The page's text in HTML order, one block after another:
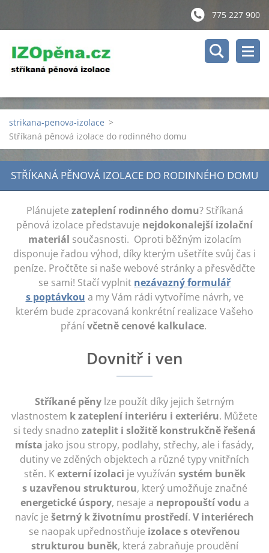
775 227 900
strikana-penova-izolace >
Stříkaná pěnová izolace do rodinného domu
STŘÍKANÁ PĚNOVÁ IZOLACE DO RODINNÉHO DOMU
Plánujete zateplení rodinného domu? Stříkaná
pěnová izolace představuje nejdokonalejší izolační
materiál současnosti. Oproti běžným izolacím
disponuje řadou výhod, díky kterým ušetříte svůj čas i
peníze. Pročtěte si naše webové stránky a přesvědčte
se sami! Stačí vyplnit nezávazný formulář
s poptávkou a my Vám rádi vytvoříme návrh, ve
kterém bude zpracovaná konkrétní realizace Vašeho
přánívčetně cenové kalkulace.
Dovnitř i ven
Stříkané pěny lze použít díky jejich šetrným
vlastnostem k zateplení interiéru i exteriéru. Můžete
si tedy snadno zateplit i složitě konstrukčně řešená
místa jako jsou stropy, podlahy, střechy, ale i fasády,
dutiny ve zděných objektech a různé typy vnitřních
stěn. Kexterní izolaci je využíván systém buněk
s uzavřenou strukturou, který umožňuje značné
energetické úspory, nesaje a nepropouští vodu a
navíc je šetrný k životnímu prostředí. V interiérech
se naopak upřednostňuje izolace s otevřenou
strukturou buněk, která zabraňuje proudění